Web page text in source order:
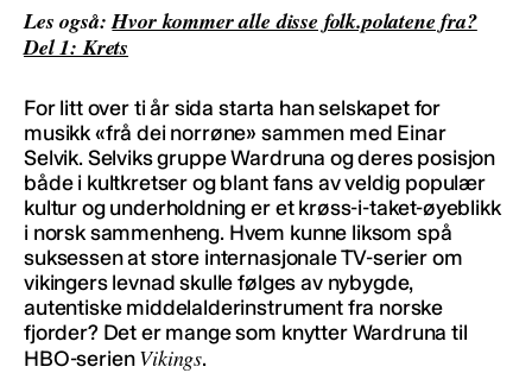
Les også:Hvor kommer alle disse folk.polatene fra?
Del 1: Krets
For litt over ti år sida starta han selskapet for
musikk «frå dei norrøne» sammen med Einar
Selvik. Selviks gruppe Wardruna og deres posisjon
både i kultkretser og blant fans av veldig populær
kultur og underholdning er et krøss-i-taket-øyeblikk
i norsk sammenheng. Hvem kunne liksom spå
suksessen at store internasjonale TV-serier om
vikingers levnad skulle følges av nybygde,
autentiske middelalderinstrument fra norske
fjorder? Det er mange som knytter Wardruna til
HBO-serienVikings.